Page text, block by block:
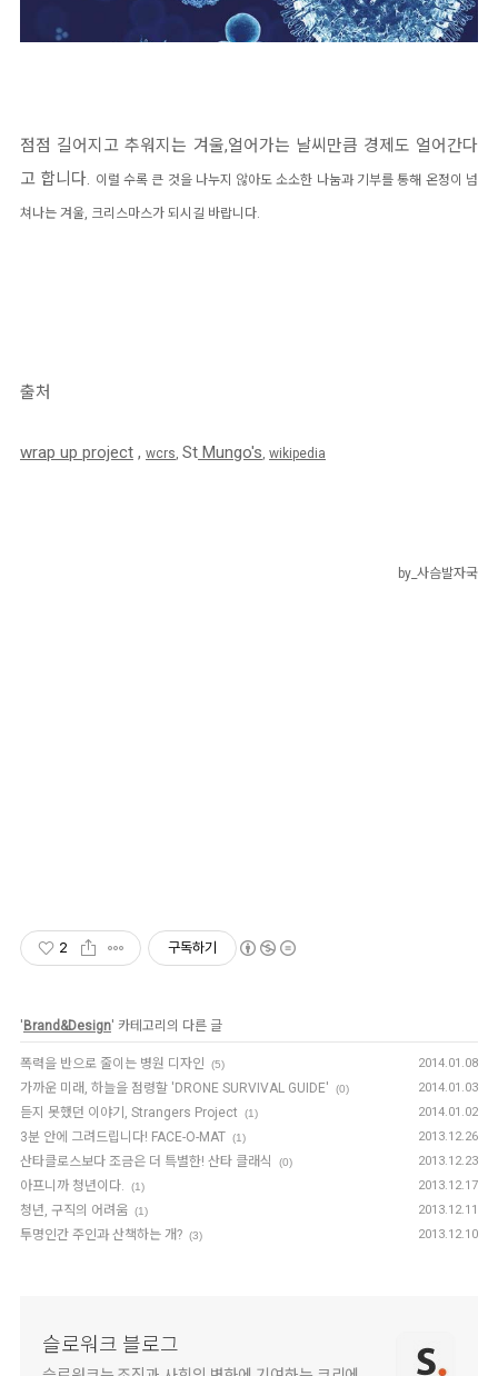
점점 길어지고 추워지는 겨울,얼어가는 날씨만큼 경제도 얼어간다
고 합니다. 이럴 수록 큰 것을 나누지 않아도 소소한 나눔과 기부를 통해 온정이 넘
쳐나는 겨울, 크리스마스가 되시길 바랍니다.
출처
wrap up project , wcrs, St Mungo's, wikipedia
by_사슴발자국
2 구독하기
'Brand&Design' 카테고리의 다른 글
폭력을 반으로 줄이는 병원 디자인 (5) 2014.01.08
가까운 미래, 하늘을 점령할 'DRONE SURVIVAL GUIDE' (0) 2014.01.03
듣지 못했던 이야기, Strangers Project (1) 2014.01.02
3분 안에 그려드립니다! FACE-O-MAT (1) 2013.12.26
산타클로스보다 조금은 더 특별한! 산타 클래식 (0) 2013.12.23
아프니까 청년이다. (1) 2013.12.17
청년, 구직의 어려움 (1) 2013.12.11
투명인간 주인과 산책하는 개? (3) 2013.12.10
슬로워크 블로그